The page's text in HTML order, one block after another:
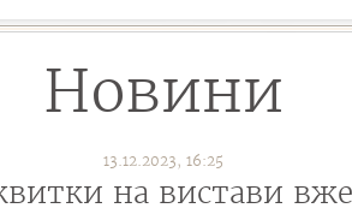
Новини
13.12.2023, 16:25
на вистави